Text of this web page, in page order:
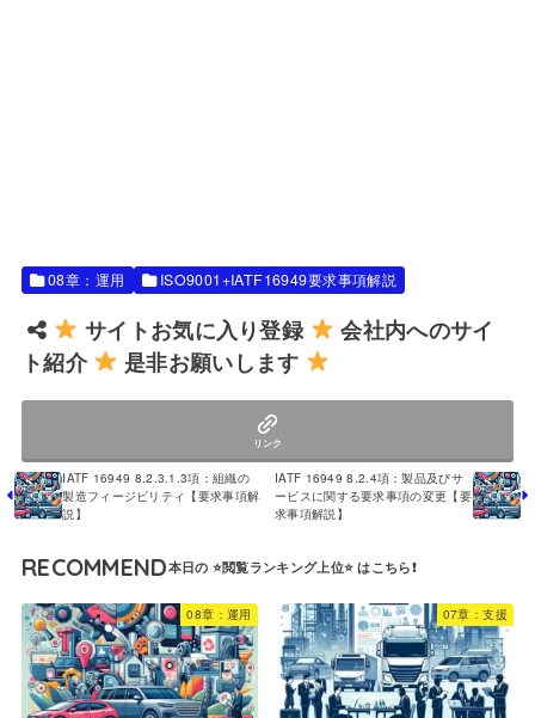
08章：運用 ISO9001+IATF16949要求事項解説
サイトお気に入り登録
会社内へのサイ
ト紹介
是非お願いします
リンク
IATF 16949 8.2.3.1.3項：組織の
製造フィージビリティ【要求事項解
説】
IATF 16949 8.2.4項：製品及びサ
ービスに関する要求事項の変更【要
求事項解説】
RECOMMEND
08章：運用 07章：支援